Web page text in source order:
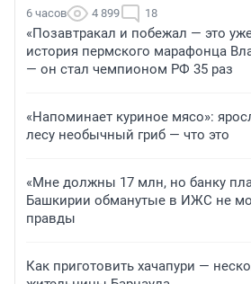
6 часов 4 899 18
«Позавтракал и побежал — это
история пермского марафонца
— он стал чемпионом РФ 35 раз
«Напоминает куриное мясо»:
лесу необычный гриб — что это
«Мне должны 17 млн, но банку
Башкирии обманутые в ИЖС не
правды
Как приготовить хачапури —